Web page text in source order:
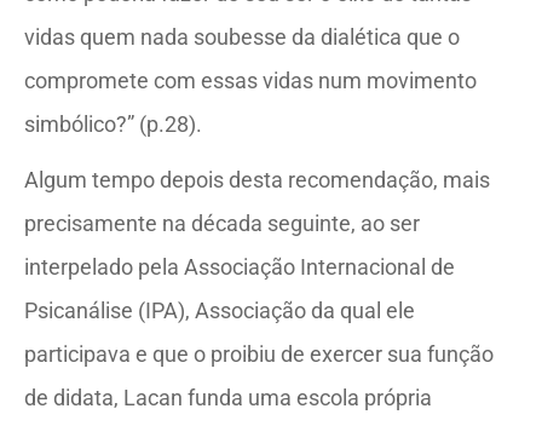
vidas quem nada soubesse da dialética que o
compromete com essas vidas num movimento
simbólico?” (p.28).
Algum tempo depois desta recomendação, mais
precisamente na década seguinte, ao ser
interpelado pela Associação Internacional de
Psicanálise (IPA), Associação da qual ele
participava e que o proibiu de exercer sua função
de didata, Lacan funda uma escola própria